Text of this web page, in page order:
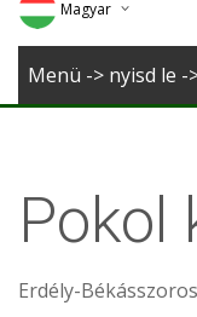
Magyar
Deutsch
Menü -> nyisd le -
Pokol
Erdély-Békásszoros